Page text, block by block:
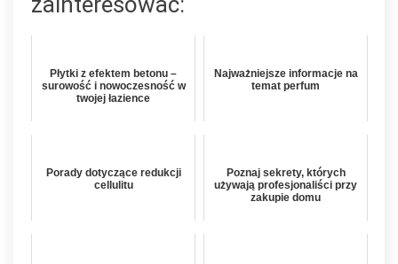
Płytki z efektem betonu –
surowość i nowoczesność w
twojej łazience
Najważniejsze informacje na
temat perfum
Porady dotyczące redukcji
cellulitu
Poznaj sekrety, których
używają profesjonaliści przy
zakupie domu